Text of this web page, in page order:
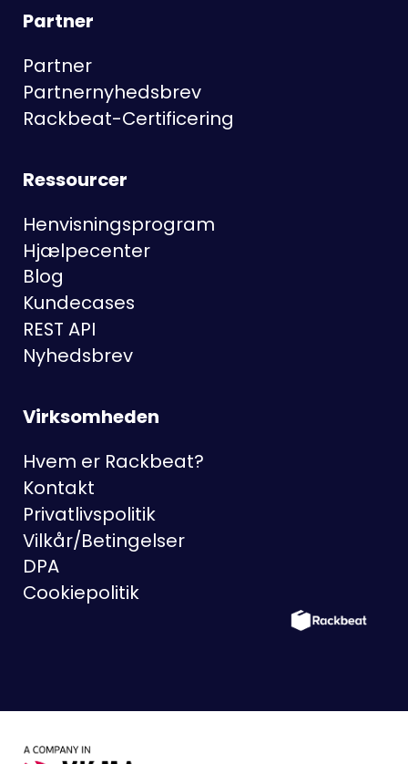
Partner
Partner
Partnernyhedsbrev
Rackbeat-Certificering
Ressourcer
Henvisningsprogram
Hjælpecenter
Blog
Kundecases
REST API
Nyhedsbrev
Virksomheden
Hvem er Rackbeat?
Kontakt
Privatlivspolitik
Vilkår/Betingelser
DPA
Cookiepolitik